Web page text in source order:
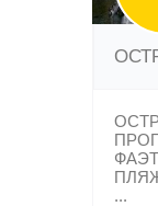
...